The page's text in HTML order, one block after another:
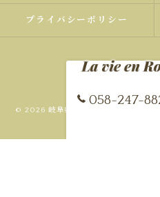
058-247-
プライバシーポリシー
© 2026 岐阜県、岐南町でエステなら